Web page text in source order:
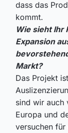
dass das
kommt.
Wie sieht Ihr
Expansion
Markt?
Das Projekt
sind wir auch
Europa und
versuchen